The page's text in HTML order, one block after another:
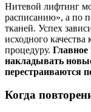
Нитевой лифтинг
расписанию», а по
тканей. Успех
исходного
процедуру.
накладывать
перестраиваются
Когда